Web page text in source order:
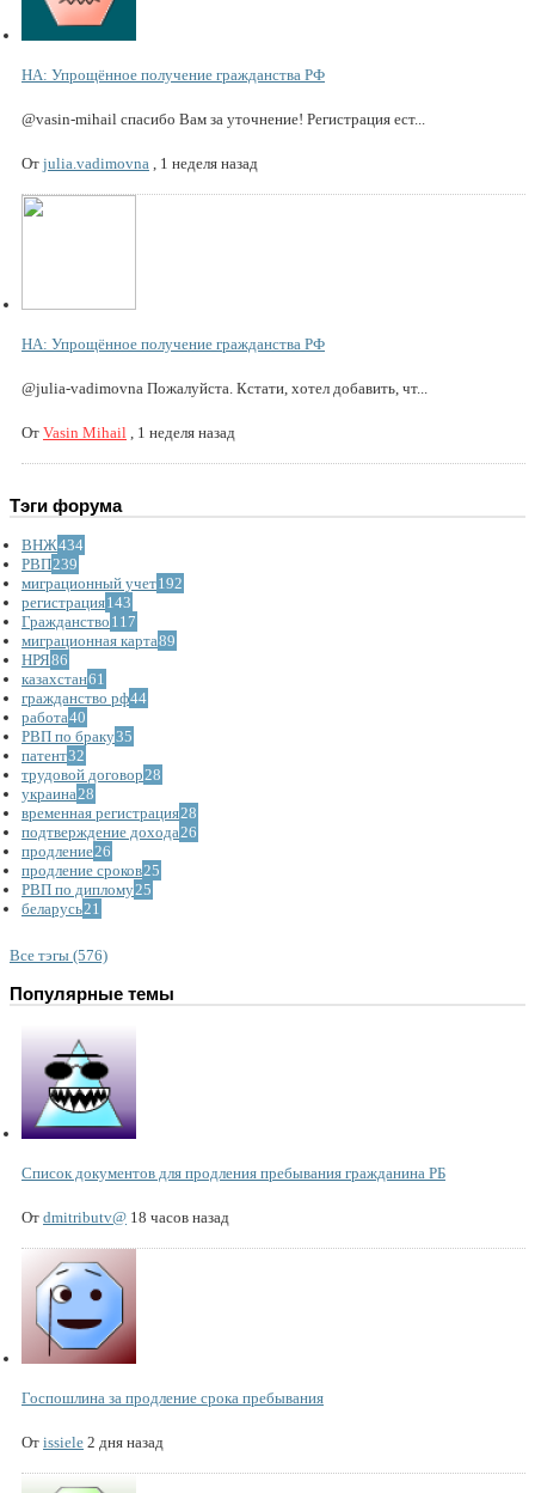
НА: Упрощённое получение гражданства РФ
@vasin-mihail спасибо Вам за уточнение! Регистрация ест...
От julia.vadimovna , 1 неделя назад
НА: Упрощённое получение гражданства РФ
@julia-vadimovna Пожалуйста. Кстати, хотел добавить, чт...
От Vasin Mihail , 1 неделя назад
Тэги форума
ВНЖ434
РВП239
миграционный учет192
регистрация143
Гражданство 117
миграционная карта89
НРЯ86
казахстан61
гражданство рф44
работа40
РВП по браку35
патент32
трудовой договор 28
украина 28
временная регистрация28
подтверждение дохода 26
продление26
продление сроков25
РВП по диплому25
беларусь21
Все тэгы (576)
Популярные темы
Список документов для продления пребывания гражданина РБ
От dmitributv@ 18 часов назад
Госпошлина за продление срока пребывания
От issiele 2 дня назад